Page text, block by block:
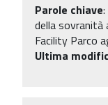
Parole chiave:
della sovranità
Facility Parco
Ultima